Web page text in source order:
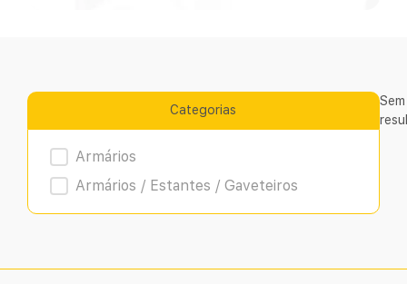
Categorias
Product Archive
Armários
Armários / Estantes / Gaveteiros